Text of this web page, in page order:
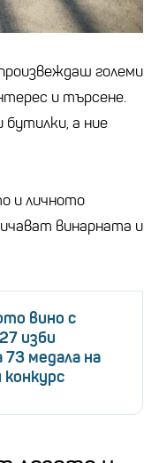
големи
и търсене.
бутилки, а ние
и личното
винарната и
вино с
изби
73 медала на